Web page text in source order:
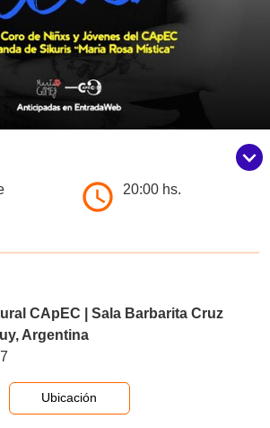
20:00 hs.
CApEC | Sala Barbarita Cruz
Argentina
Ubicación